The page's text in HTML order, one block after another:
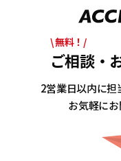
\ 無料！/
ご相談・
2営業日以内に担
お気軽にお